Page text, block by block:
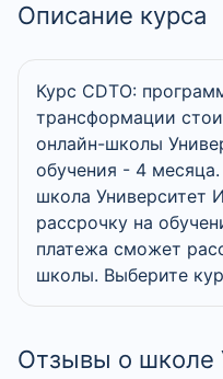
Описание курса
Курс CDTO:
трансформации
онлайн-школы
обучения - 4
школа Университет
рассрочку на
платежа сможет
школы. Выберите
Отзывы о школе